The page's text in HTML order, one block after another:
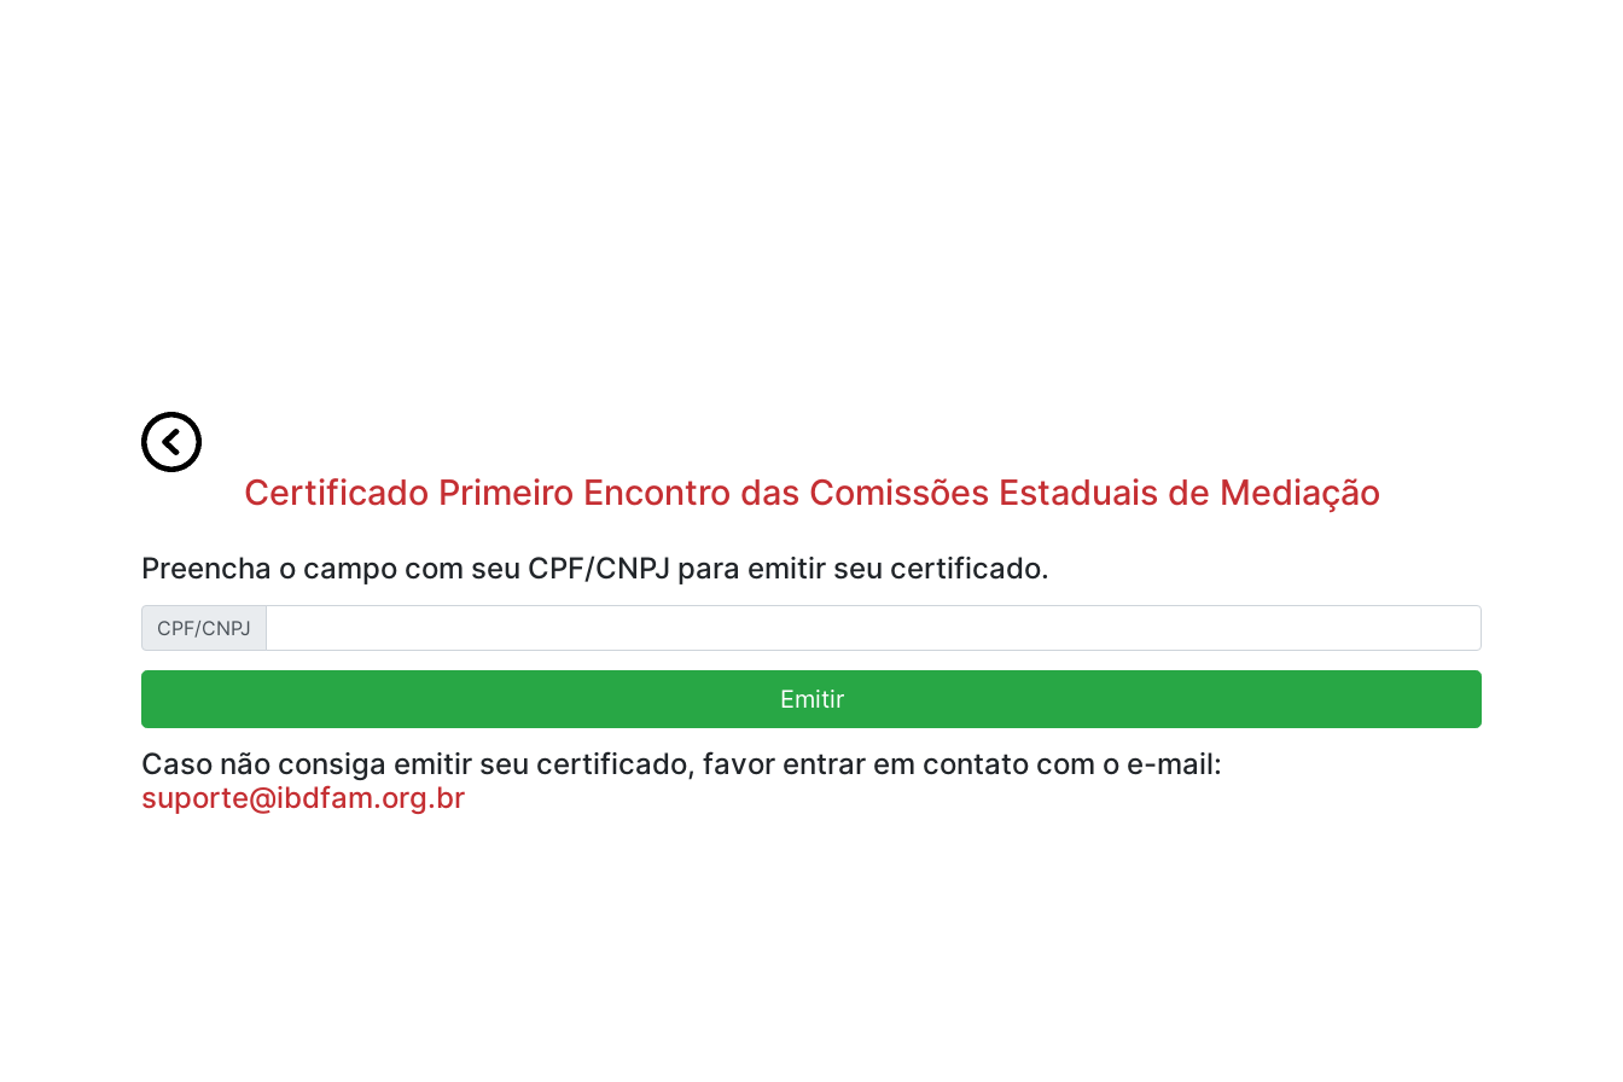
Certificado Primeiro Encontro das Comissões Estaduais de Mediação
Preencha o campo com seu CPF/CNPJ para emitir seu certificado.
CPF/CNPJ
Emitir
Caso não consiga emitir seu certificado, favor entrar em contato com o e-mail:
suporte@ibdfam.org.br